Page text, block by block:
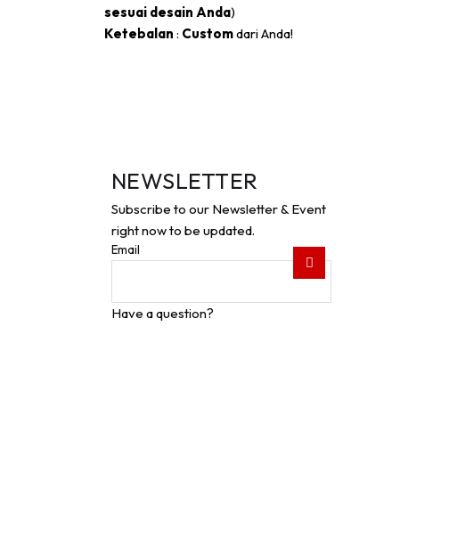
sesuai desain Anda)
Ketebalan : Customdari Anda!
NEWSLETTER
Subscribe to our Newsletter & Event
right now to be updated.
Email
Have a question?